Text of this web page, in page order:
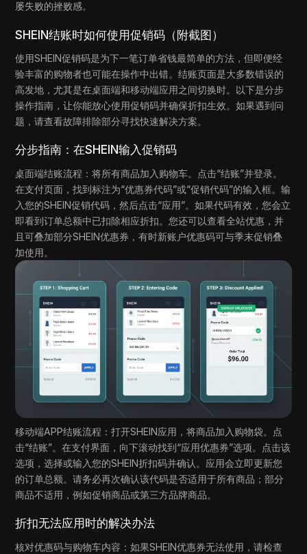
屡失败的挫败感。
SHEIN结账时如何使用促销码（附截图）
使用SHEIN促销码是为下一笔订单省钱最简单的方法，但即便经
验丰富的购物者也可能在操作中出错。结账页面是大多数错误的
高发地，尤其是在桌面端和移动端应用之间切换时。以下是分步
操作指南，让你能放心使用促销码并确保折扣生效。如果遇到问
题，请查看故障排除部分寻找快速解决方案。
分步指南：在SHEIN输入促销码
桌面端结账流程：将所有商品加入购物车。点击“结账”并登录。
在支付页面，找到标注为“优惠券代码”或“促销代码”的输入框。输
入您的SHEIN促销代码，然后点击“应用”。如果代码有效，您会立
即看到订单总额中已扣除相应折扣。您还可以查看全站优惠，并
且可叠加部分SHEIN优惠券，有时新账户优惠码可与季末促销叠
加使用。
移动端APP结账流程：打开SHEIN应用，将商品加入购物袋。点
击“结账”。在支付界面，向下滚动找到“应用优惠券”选项。点击该
选项，选择或输入您的SHEIN折扣码并确认。应用会立即更新您
的订单总额。请务必再次确认该代码是否适用于所有商品；部分
商品不适用，例如促销商品或第三方品牌商品。
折扣无法应用时的解决办法
核对优惠码与购物车内容：如果SHEIN优惠券无法使用，请检查